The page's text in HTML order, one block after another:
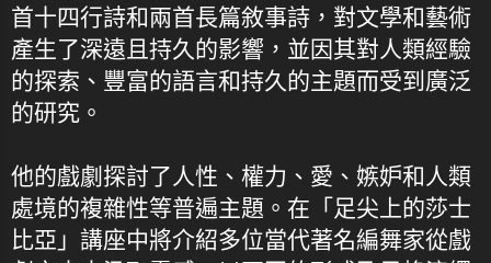
首十四行詩和兩首長篇敘事詩，對文學和藝術
產生了深遠且持久的影響，並因其對人類經驗
的探索、豐富的語言和持久的主題而受到廣泛
的研究。
他的戲劇探討了人性、權力、愛、嫉妒和人類
處境的複雜性等普遍主題。在「足尖上的莎士
比亞」講座中將介紹多位當代著名編舞家從戲